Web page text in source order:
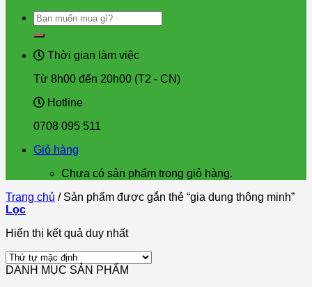
Tìm
kiếm:
Thời gian làm việc
Từ 8h00 đến 20h00 (T2 - CN)
Hotline
0708 095 511
Giỏ hàng
Chưa có sản phẩm trong giỏ hàng.
Trang chủ /Sản phẩm được gắn thẻ “gia dung thông minh”
Lọc
Hiển thị kết quả duy nhất
DANH MỤC SẢN PHẨM